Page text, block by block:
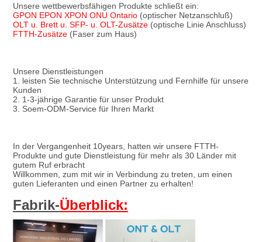
Unsere wettbewerbsfähigen Produkte schließt ein:
GPON EPON XPON ONU Ontario (optischer Netzanschluß)
OLT u. Brett u. SFP- u. OLT-Zusätze (optische Linie Anschluss)
FTTH-Zusätze (Faser zum Haus)
Unsere Dienstleistungen
1. leisten Sie technische Unterstützung und Fernhilfe für unsere
Kunden
2. 1-3-jährige Garantie für unser Produkt
3. Soem-ODM-Service für Ihren Markt
In der Vergangenheit 10years, hatten wir unsere FTTH-
Produkte und gute Dienstleistung für mehr als 30 Länder mit
gutem Ruf erbracht
Willkommen, zum mit wir in Verbindung zu treten, um einen
guten Lieferanten und einen Partner zu erhalten!
Fabrik-Überblick: